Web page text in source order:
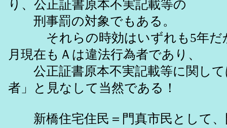
り、公正証書原本不実記載等の
刑事罰の対象でもある。
それらの時効はいずれも5年だ
月現在もＡは違法行為者であり、
公正証書原本不実記載等に関して
者」と見なして当然である！
新橋住宅住民＝門真市民として、